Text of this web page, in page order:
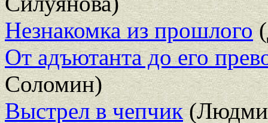
Незнакомка из прошлого
От адъютанта до его
Соломин)
Выстрел в чепчик